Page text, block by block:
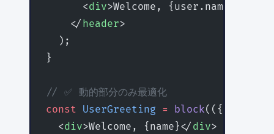
      <
div>Welcome, {user.name}</
    </
header>
  );
}
// ✅ 動的部分のみ最適化
const UserGreeting = block(({
  <
div>Welcome, {name}</ div>